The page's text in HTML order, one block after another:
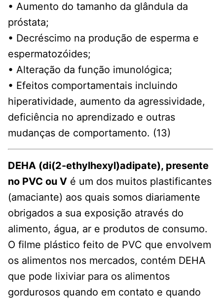
• Aumento do tamanho da glândula da
próstata;
• Decréscimo na produção de esperma e
espermatozóides;
• Alteração da função imunológica;
• Efeitos comportamentais incluindo
hiperatividade, aumento da agressividade,
deficiência no aprendizado e outras
mudanças de comportamento. (13)
DEHA (di(2-ethylhexyl)adipate), presente
no PVC ou V é um dos muitos plastificantes
(amaciante) aos quais somos diariamente
obrigados a sua exposição através do
alimento, água, ar e produtos de consumo.
O filme plástico feito de PVC que envolvem
os alimentos nos mercados, contém DEHA
que pode lixiviar para os alimentos
gordurosos quando em contato e quando